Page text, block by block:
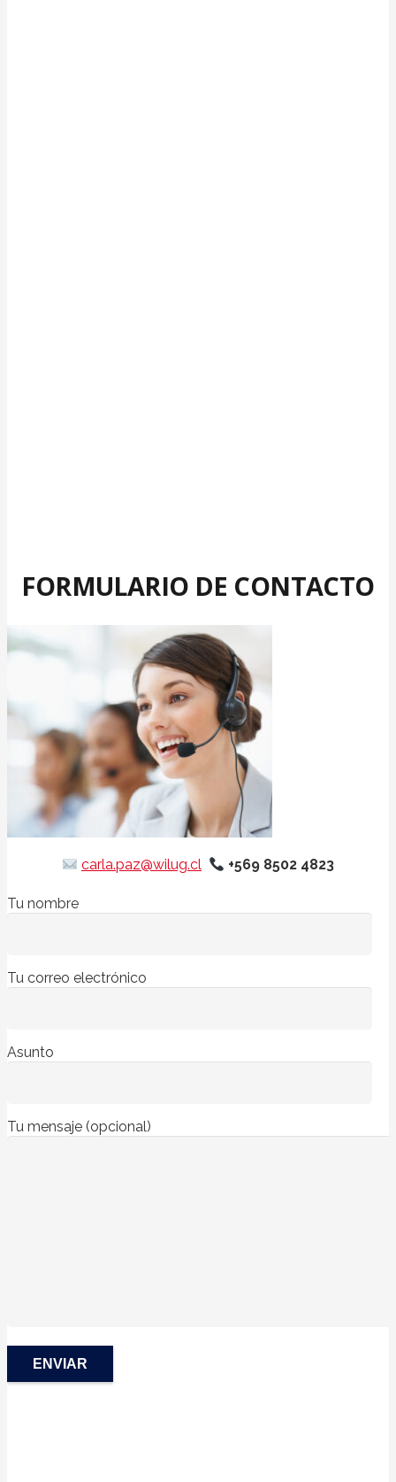
FORMULARIO DE CONTACTO
carla.paz@wilug.cl +569 8502 4823
Tu nombre
Tu correo electrónico
Asunto
Tu mensaje (opcional)